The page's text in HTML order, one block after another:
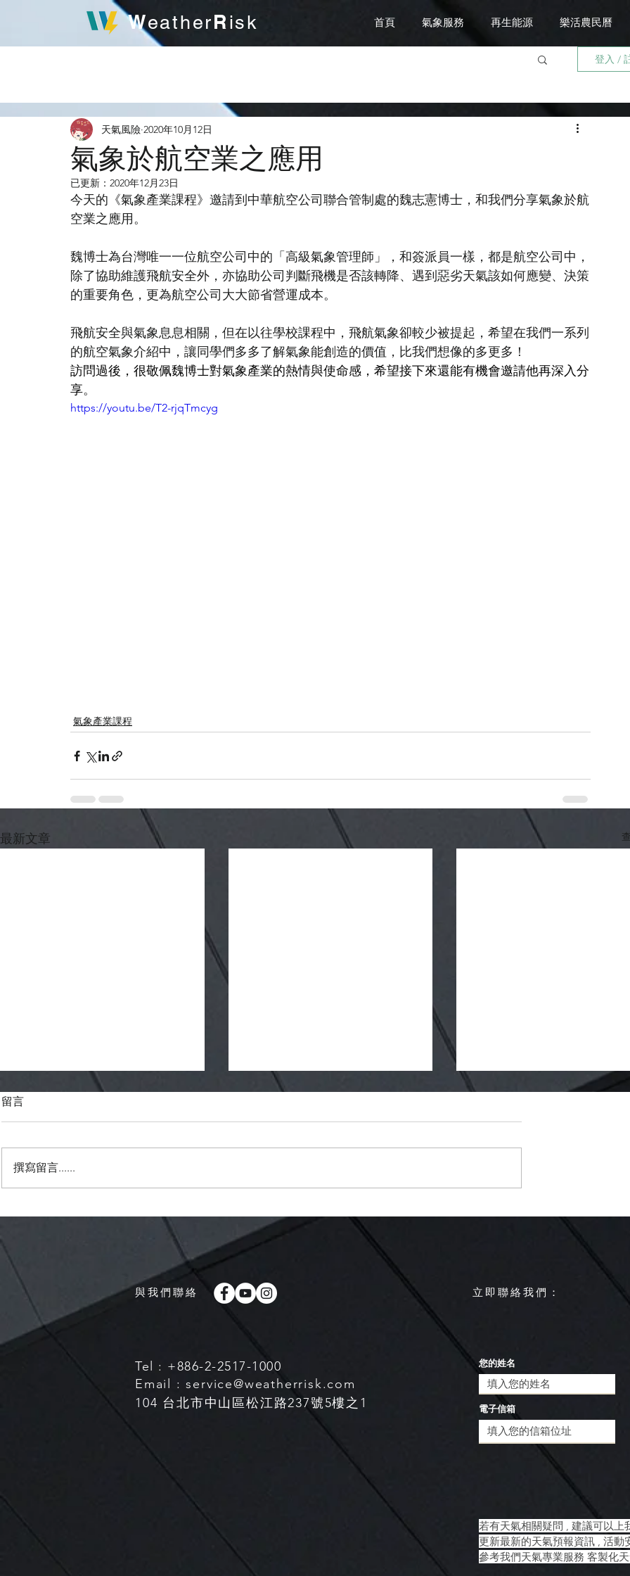
WeatherRisk 首頁 氣象服務 再生能源 樂活農民曆
登入 /
氣象於航空業之應用
天氣風險 2020年10月12日
已更新： 2020年12月23日
今天的《氣象產業課程》邀請到中華航空公司聯合管制處的魏志憲博士，和我們分享氣象於航
空業之應用。
魏博士為台灣唯一一位航空公司中的「高級氣象管理師」，和簽派員一樣，都是航空公司中，
除了協助維護飛航安全外，亦協助公司判斷飛機是否該轉降、遇到惡劣天氣該如何應變、決策
的重要角色，更為航空公司大大節省營運成本。
飛航安全與氣象息息相關，但在以往學校課程中，飛航氣象卻較少被提起，希望在我們一系列
的航空氣象介紹中，讓同學們多多了解氣象能創造的價值，比我們想像的多更多！
訪問過後，很敬佩魏博士對氣象產業的熱情與使命感，希望接下來還能有機會邀請他再深入分
享。
https://youtu.be/T2-rjqTmcyg
氣象產業課程
最新文章
製作
留言
撰寫留言......
與我們聯絡
Tel : +886-2-2517-1000
Email :service@weatherrisk.com
104 台北市中山區松江路237號5樓之1
​立即聯絡我們：
您的姓名
電子信箱
若有天氣相關疑問 , 建議可以上
更新最新的天氣預報資訊 , 活動
參考我們天氣專業服務 客製化